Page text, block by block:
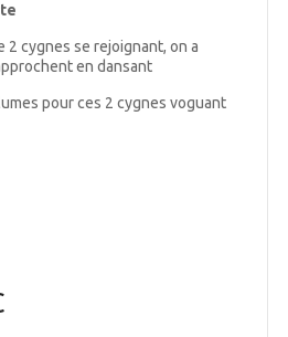
cygnes se rejoignant, on a
en dansant
pour ces 2 cygnes voguant